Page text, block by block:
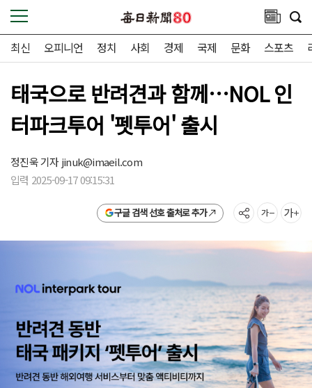
최신 오피니언 정치 사회 경제 국제 문화 스포츠
태국으로 반려견과 함께…NOL 인
터파크투어 '펫투어' 출시
정진욱 기자jinuk@imaeil.com
입력 2025-09-17 09:15:31
구글 검색 선호 출처로 추가